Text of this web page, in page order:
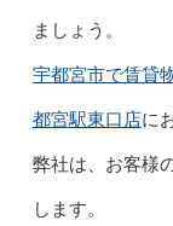
ましょう。
宇都宮市で賃貸
都宮駅東口店に
弊社は、お客様
します。